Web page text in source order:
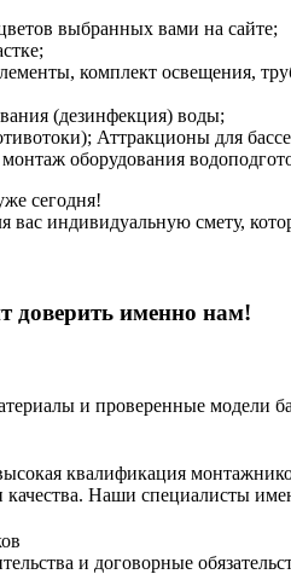
выбранных вами на сайте;
комплект освещения,
(дезинфекция) воды;
Аттракционы для
оборудования
сегодня!
индивидуальную смету,
доверить именно нам!
и проверенные модели
квалификация
Наши специалисты
и договорные